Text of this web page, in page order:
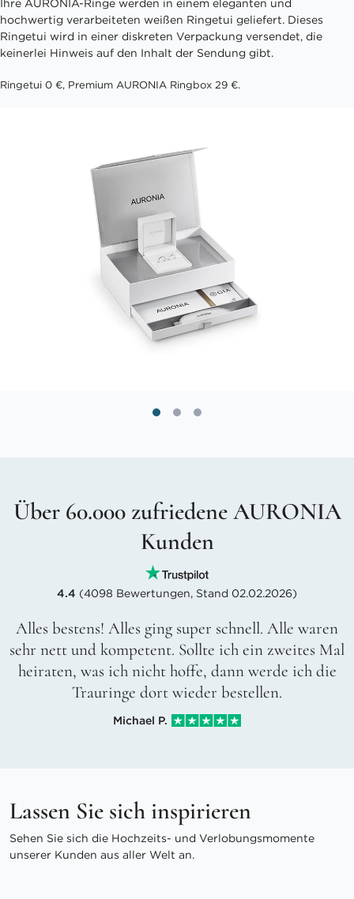
Ihre AURONIA-Ringe werden in einem eleganten und
hochwertig verarbeiteten weißen Ringetui geliefert. Dieses
Ringetui wird in einer diskreten Verpackung versendet, die
keinerlei Hinweis auf den Inhalt der Sendung gibt.
Ringetui 0 €, Premium AURONIA Ringbox 29 €.
Über 60.000 zufriedene AURONIA
Kunden
4.4 (4098 Bewertungen, Stand 02.02.2026)
Alles bestens! Alles ging super schnell. Alle waren
sehr nett und kompetent. Sollte ich ein zweites Mal
heiraten, was ich nicht hoffe, dann werde ich die
Trauringe dort wieder bestellen.
Michael P.
Lassen Sie sich inspirieren
Sehen Sie sich die Hochzeits- und Verlobungsmomente
unserer Kunden aus aller Welt an.